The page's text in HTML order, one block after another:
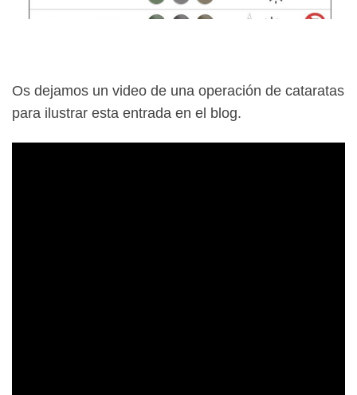
Os dejamos un video de una operación de cataratas
para ilustrar esta entrada en el blog.